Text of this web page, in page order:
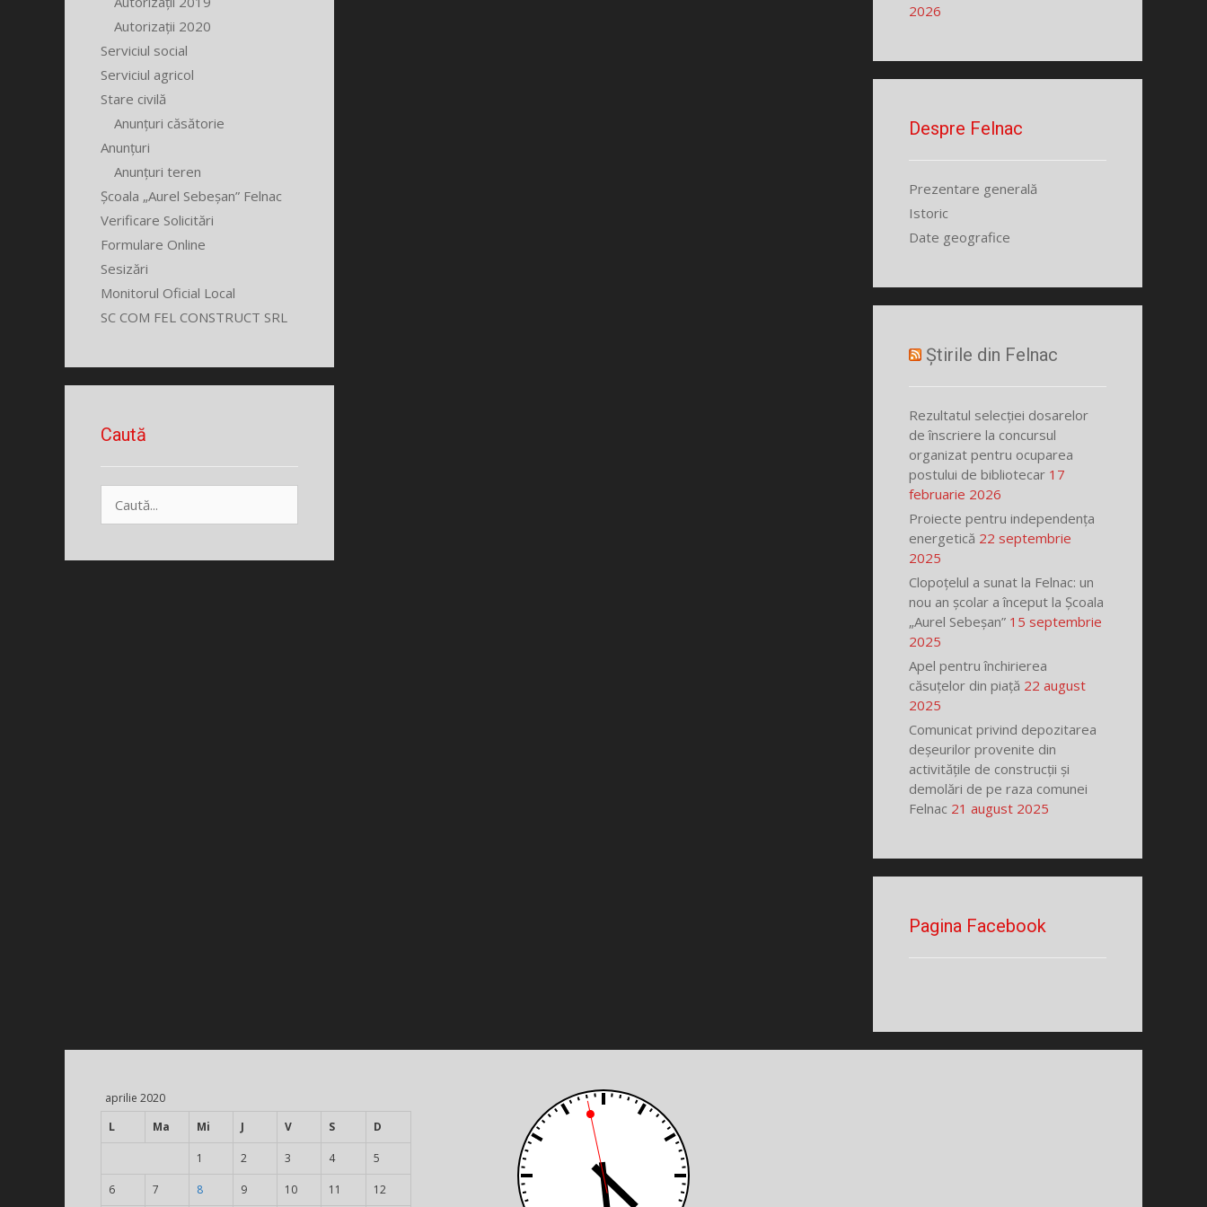
Autorizații 2020
Serviciul social
Serviciul agricol
Stare civilă
Anunțuri căsătorie
Anunțuri
Anunțuri teren
Școala „Aurel Sebeșan” Felnac
Verificare Solicitări
Formulare Online
Sesizări
Monitorul Oficial Local
SC COM FEL CONSTRUCT SRL
Caută
după:
2026
Despre Felnac
Prezentare generală
Istoric
Date geografice
Știrile din Felnac
Rezultatul selecției dosarelor
de înscriere la concursul
organizat pentru ocuparea
postului de bibliotecar 17
februarie 2026
Proiecte pentru independența
energetică 22 septembrie
2025
Clopoțelul a sunat la Felnac: un
nou an școlar a început la Școala
„Aurel Sebeșan” 15 septembrie
2025
Apel pentru închirierea
căsuțelor din piață 22 august
2025
Comunicat privind depozitarea
deșeurilor provenite din
activitățile de construcții și
demolări de pe raza comunei
Felnac 21 august 2025
Pagina Facebook
aprilie 2020
L
Ma Mi J V S D
1 2 3 4 5
6 7 8 9 10 11 12